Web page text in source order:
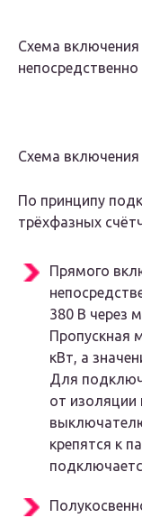
Схема включения
непосредственно
Схема
По принципу
трёхфазных
Прямого
380 В через
Пропускная
кВт, а
Для
от изоляции
крепятся к